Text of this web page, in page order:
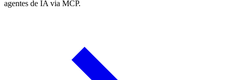
agentes de IA via MCP.